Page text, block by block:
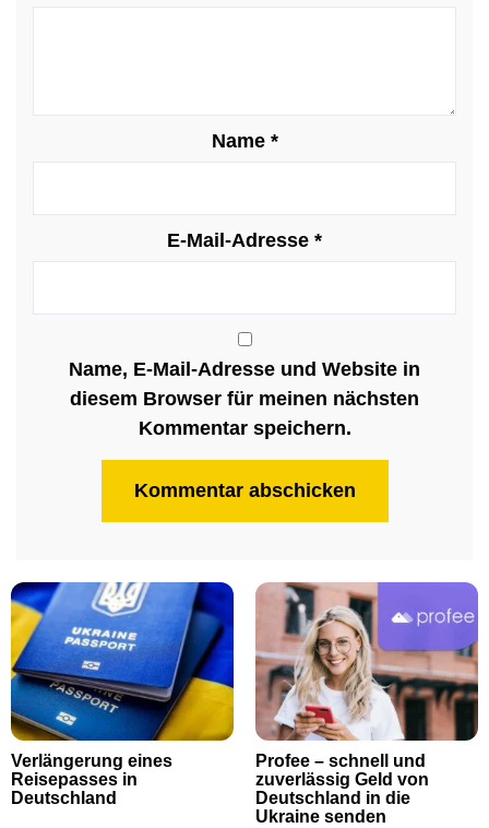
Name *
E-Mail-Adresse *
Name, E-Mail-Adresse und Website in
diesem Browser für meinen nächsten
Kommentar speichern.
Verlängerung eines
Reisepasses in
Deutschland
Profee – schnell und
zuverlässig Geld von
Deutschland in die
Ukraine senden